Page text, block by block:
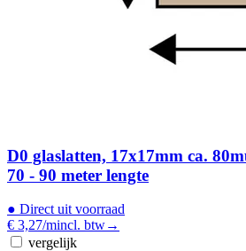
D0 glaslatten, 17x17mm ca.
70 - 90 meter lengte
● Direct uit voorraad
€ 3,27/mincl. btw→
vergelijk